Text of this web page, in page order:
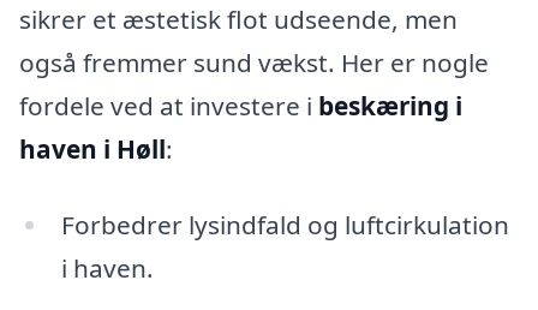
sikrer et æstetisk flot udseende, men
også fremmer sund vækst. Her er nogle
fordele ved at investere i beskæring i
haven i Høll:
Forbedrer lysindfald og luftcirkulation
i haven.